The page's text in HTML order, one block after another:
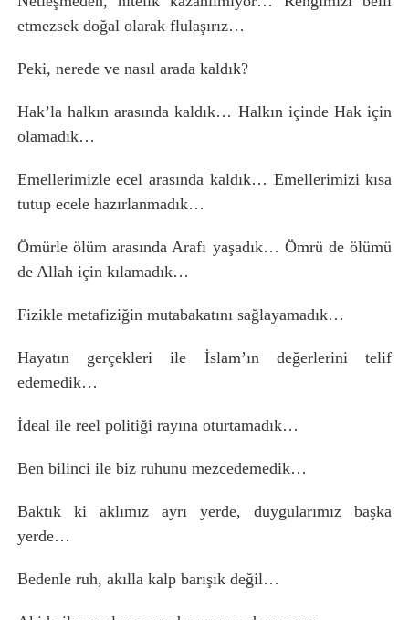
etmezsek doğal olarak flulaşırız…
Peki, nerede ve nasıl arada kaldık?
Hak’la halkın arasında kaldık… Halkın içinde Hak için
olamadık…
Emellerimizle ecel arasında kaldık… Emellerimizi kısa
tutup ecele hazırlanmadık…
Ömürle ölüm arasında Arafı yaşadık… Ömrü de ölümü
de Allah için kılamadık…
Fizikle metafiziğin mutabakatını sağlayamadık…
Hayatın gerçekleri ile İslam’ın değerlerini telif
edemedik…
İdeal ile reel politiği rayına oturtamadık…
Ben bilinci ile biz ruhunu mezcedemedik…
Baktık ki aklımız ayrı yerde, duygularımız başka
yerde…
Bedenle ruh, akılla kalp barışık değil…